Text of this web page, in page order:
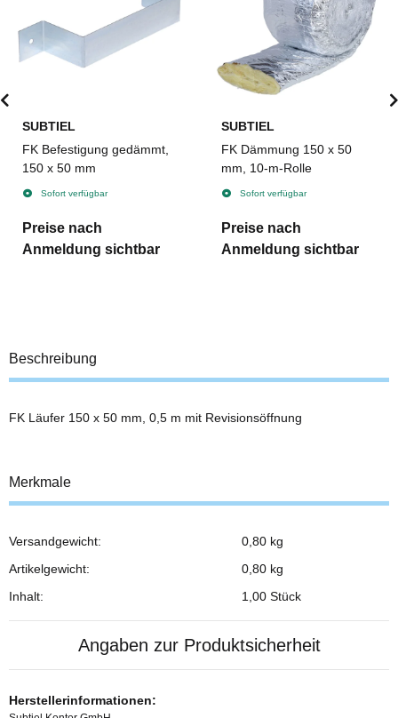
SUBTIEL
FK Befestigung gedämmt,
150 x 50 mm
Sofort verfügbar
Preise nach
Anmeldung sichtbar
SUBTIEL
FK Dämmung 150 x 50
mm, 10-m-Rolle
Sofort verfügbar
Preise nach
Anmeldung sichtbar
Beschreibung
FK Läufer 150 x 50 mm, 0,5 m mit Revisionsöffnung
Merkmale
Produkteigenschaft
Wert
Versandgewicht:
0,80 kg
Artikelgewicht:
0,80 kg
Inhalt:
1,00 Stück
Angaben zur Produktsicherheit
Herstellerinformationen: